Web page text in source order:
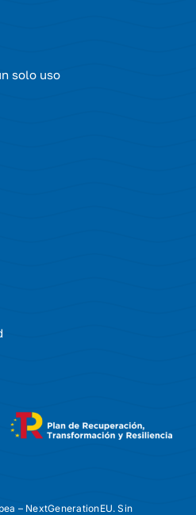
solo uso
– NextGenerationEU. Sin